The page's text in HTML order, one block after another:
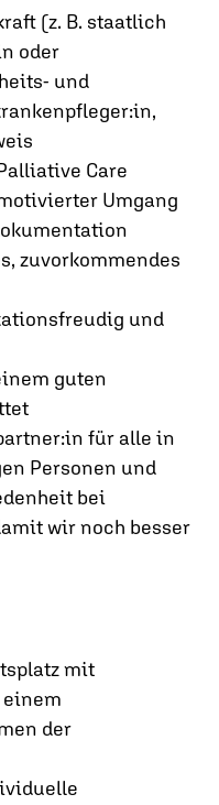
(z. B. staatlich
oder
und
Care
Umgang
zuvorkommendes
und
guten
für alle in
Personen und
bei
wir noch besser
mit
der